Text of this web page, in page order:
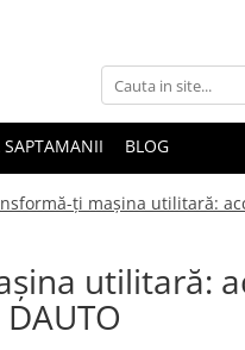
SAPTAMANII BLOG
ţi maşina utilitară:
utilitară: